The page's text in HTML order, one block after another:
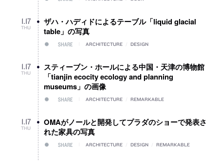
1.17
THU
ザハ・ハディドによるテーブル「liquid glacial
table」の写真
SHARE ARCHITECTURE DESIGN
1.17
THU
スティーブン・ホールによる中国・天津の博物館
「tianjin ecocity ecology and planning
museums」の画像
SHARE ARCHITECTURE REMARKABLE
1.17
THU
OMAがノールと開発してプラダのショーで発表さ
れた家具の写真
SHARE ARCHITECTURE DESIGN REMARKABLE